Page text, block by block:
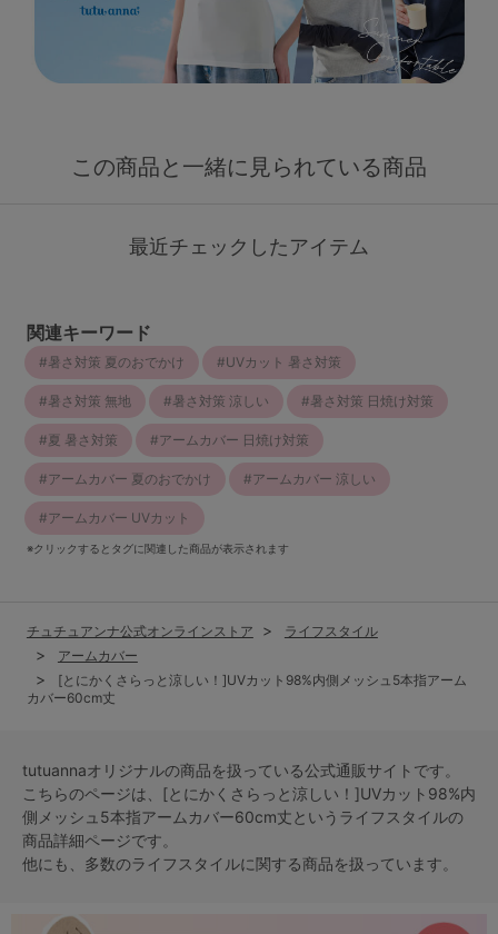
この商品と一緒に見られている商品
最近チェックしたアイテム
関連キーワード
暑さ対策 夏のおでかけ UVカット 暑さ対策
暑さ対策 無地 暑さ対策 涼しい 暑さ対策 日焼け対策
夏 暑さ対策 アームカバー 日焼け対策
アームカバー 夏のおでかけ アームカバー 涼しい
アームカバー UVカット
※クリックするとタグに関連した商品が表示されます
チュチュアンナ公式オンラインストア
ライフスタイル
アームカバー
[とにかくさらっと涼しい！]UVカット98%内側メッシュ5本指アーム
カバー60cm丈
tutuannaオリジナルの商品を扱っている公式通販サイトです。
こちらのページは、[とにかくさらっと涼しい！]UVカット98%内
側メッシュ5本指アームカバー60cm丈という ライフスタイルの
商品詳細ページです。
他にも、多数のライフスタイルに関する商品を扱っています。